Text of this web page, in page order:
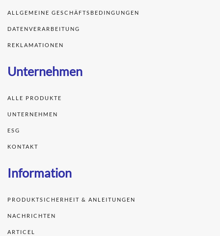
ALLGEMEINE GESCHÄFTSBEDINGUNGEN
DATENVERARBEITUNG
REKLAMATIONEN
Unternehmen
ALLE PRODUKTE
UNTERNEHMEN
ESG
KONTAKT
Information
PRODUKTSICHERHEIT & ANLEITUNGEN
NACHRICHTEN
ARTICEL